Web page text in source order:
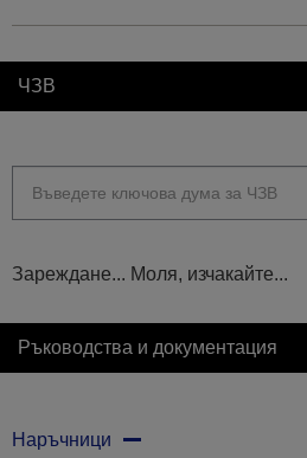
ЧЗВ
Зареждане... Моля, изчакайте...
Ръководства и документация
Наръчници